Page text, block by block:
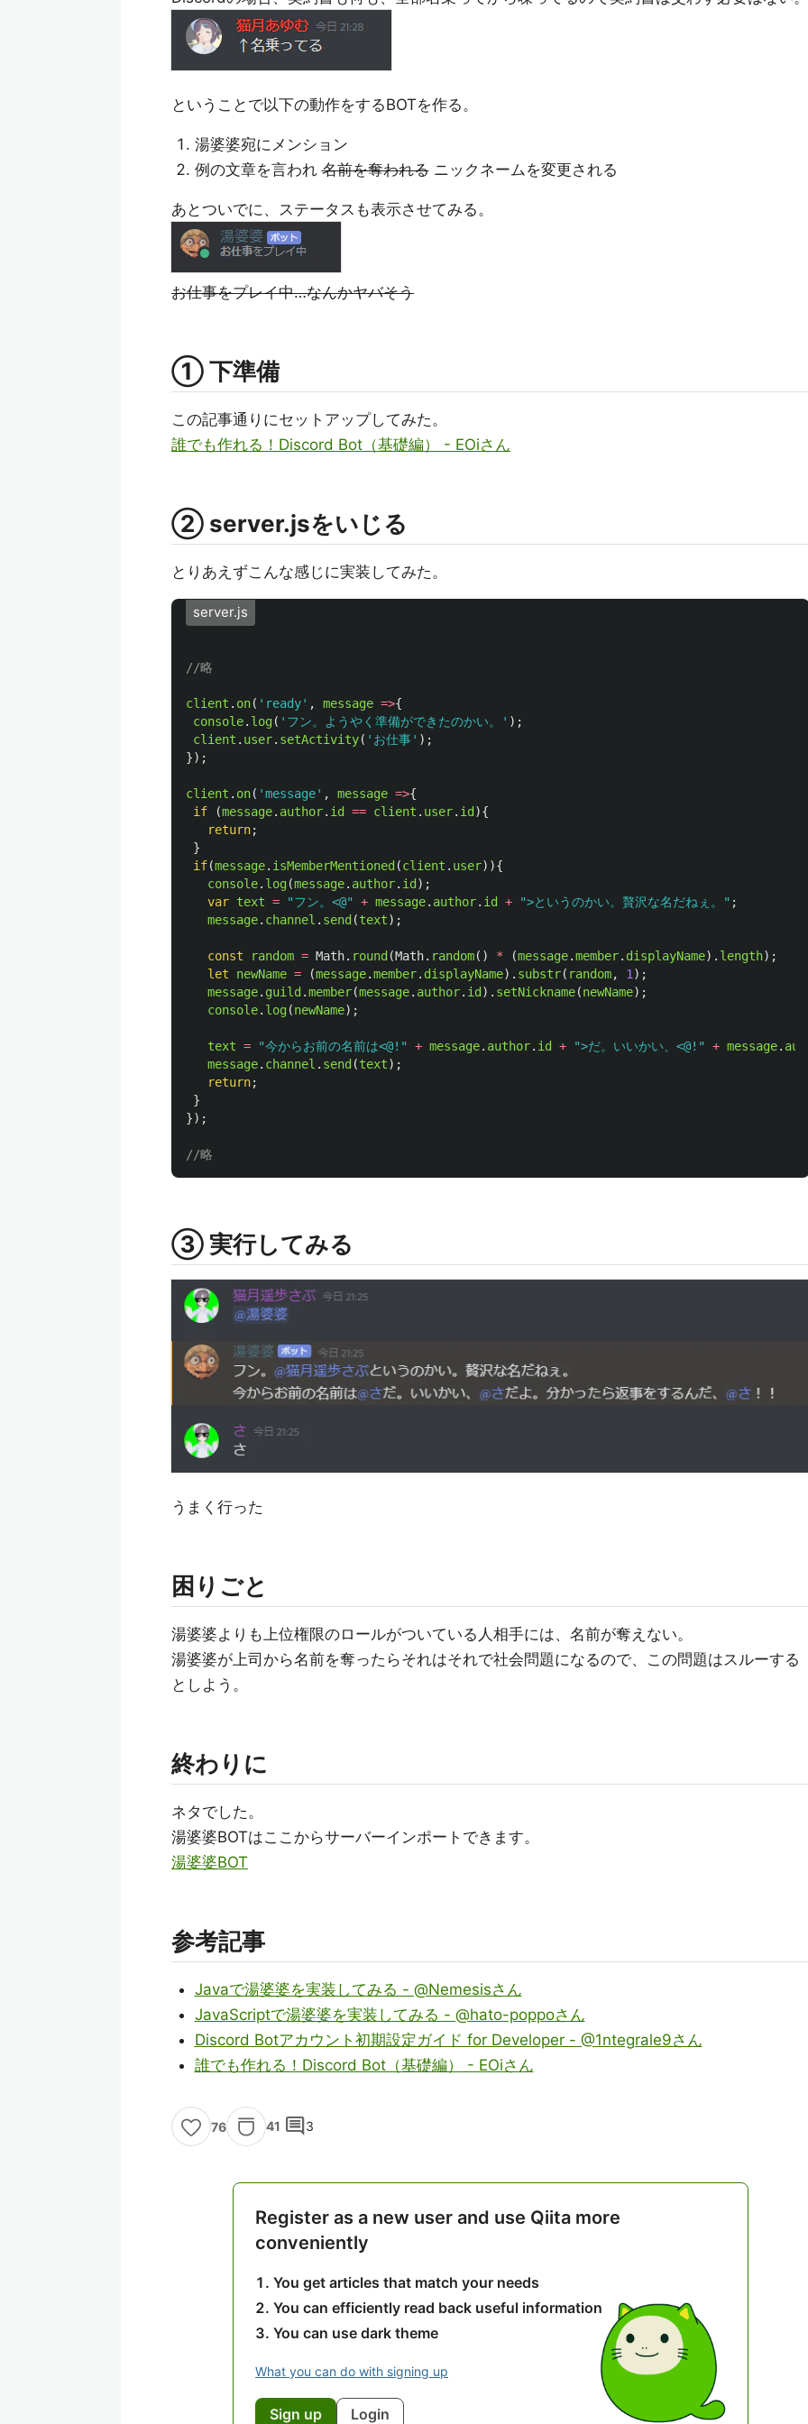
ということで以下の動作をするBOTを作る。
湯婆婆宛にメンション
例の文章を言われ名前を奪われるニックネームを変更される
あとついでに、ステータスも表示させてみる。
お仕事をプレイ中…なんかヤバそう
① 下準備
この記事通りにセットアップしてみた。
誰でも作れる！Discord Bot（基礎編） - EOiさん
② server.jsをいじる
とりあえずこんな感じに実装してみた。
server.js
//略
client . on( ' ready' , message =>{
console. log( ' フン。ようやく準備ができたのかい。 ' );
client . user. setActivity( ' お仕事' );
});
client . on( 'message' , message =>{
if
(message. author. id == client . user. id ){
return;
}
if(message. isMemberMentioned (client . user)){
console. log(message. author. id );
var text = "フン。<@" + message. author. id + ">というのかい。贅沢な名だねぇ。 " ;
message. channel . send (text);
const random = Math. round (Math. random() * (message.member. displayName). length);
let
newName = (message.member. displayName). substr( random, 1 );
message. guild .member(message. author. id ). setNickname(newName);
console. log(newName);
text = "今からお前の名前は<@! " + message. author. id + ">だ。いいかい、<@! " + message.
message. channel . send (text);
return;
}
});
//略
③ 実行してみる
うまく行った
困りごと
湯婆婆よりも上位権限のロールがついている人相手には、名前が奪えない。
湯婆婆が上司から名前を奪ったらそれはそれで社会問題になるので、この問題はスルーする
としよう。
終わりに
ネタでした。
湯婆婆BOTはここからサーバーインポートできます。
湯婆婆BOT
参考記事
Javaで湯婆婆を実装してみる - @Nemesisさん
JavaScriptで湯婆婆を実装してみる - @hato-poppoさん
Discord Botアカウント初期設定ガイド for Developer - @1ntegrale9さん
誰でも作れる！Discord Bot（基礎編） - EOiさん
76 41 comment3
Register as a new user and use Qiita more
conveniently
You get articles that match your needs
You can efficiently read back useful information
You can use dark theme
What you can do with signing up
Sign up Login